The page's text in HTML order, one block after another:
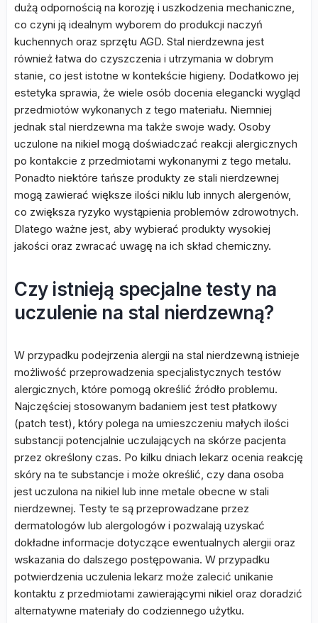
dużą odpornością na korozję i uszkodzenia mechaniczne,
co czyni ją idealnym wyborem do produkcji naczyń
kuchennych oraz sprzętu AGD. Stal nierdzewna jest
również łatwa do czyszczenia i utrzymania w dobrym
stanie, co jest istotne w kontekście higieny. Dodatkowo jej
estetyka sprawia, że wiele osób docenia elegancki wygląd
przedmiotów wykonanych z tego materiału. Niemniej
jednak stal nierdzewna ma także swoje wady. Osoby
uczulone na nikiel mogą doświadczać reakcji alergicznych
po kontakcie z przedmiotami wykonanymi z tego metalu.
Ponadto niektóre tańsze produkty ze stali nierdzewnej
mogą zawierać większe ilości niklu lub innych alergenów,
co zwiększa ryzyko wystąpienia problemów zdrowotnych.
Dlatego ważne jest, aby wybierać produkty wysokiej
jakości oraz zwracać uwagę na ich skład chemiczny.
Czy istnieją specjalne testy na
uczulenie na stal nierdzewną?
W przypadku podejrzenia alergii na stal nierdzewną istnieje
możliwość przeprowadzenia specjalistycznych testów
alergicznych, które pomogą określić źródło problemu.
Najczęściej stosowanym badaniem jest test płatkowy
(patch test), który polega na umieszczeniu małych ilości
substancji potencjalnie uczulających na skórze pacjenta
przez określony czas. Po kilku dniach lekarz ocenia reakcję
skóry na te substancje i może określić, czy dana osoba
jest uczulona na nikiel lub inne metale obecne w stali
nierdzewnej. Testy te są przeprowadzane przez
dermatologów lub alergologów i pozwalają uzyskać
dokładne informacje dotyczące ewentualnych alergii oraz
wskazania do dalszego postępowania. W przypadku
potwierdzenia uczulenia lekarz może zalecić unikanie
kontaktu z przedmiotami zawierającymi nikiel oraz doradzić
alternatywne materiały do codziennego użytku.